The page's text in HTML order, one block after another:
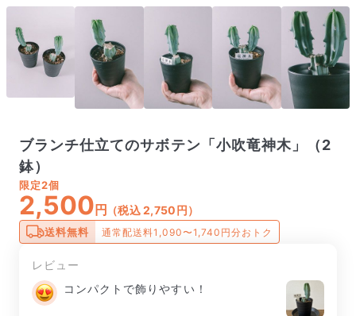
ブランチ仕立てのサボテン「小吹竜神木」（2
鉢）
限定2個
2,500 円 （税込 2,750円）
送料無料 通常配送料1,090〜1,740円分おトク
レビュー
コンパクトで飾りやすい！